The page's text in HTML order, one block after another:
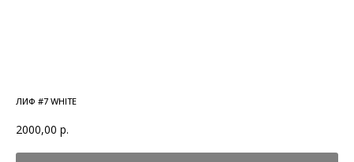
ЛИФ #7 WHITE
2000,00 р.